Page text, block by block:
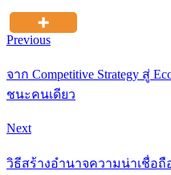
Previous
จาก Competitive Strategy สู่
ชนะคนเดียว
Next
วิธีสร้างอำนาจความน่าเชื่อถื